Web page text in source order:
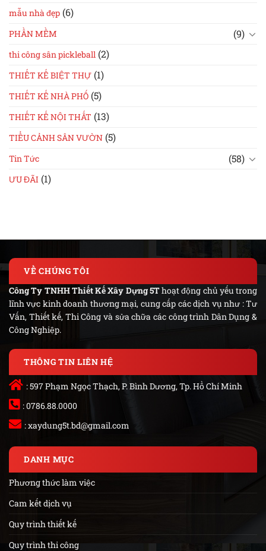
mẫu nhà đẹp (6)
PHẦN MỀM (9)
thi công sân pickleball (2)
THIẾT KẾ BIỆT THỰ (1)
THIẾT KẾ NHÀ PHỐ (5)
THIẾT KẾ NỘI THẤT (13)
TIỂU CẢNH SÂN VƯỜN (5)
Tin Tức (58)
ƯU ĐÃI (1)
VỀ CHÚNG TÔI
Công Ty TNHH Thiết Kế Xây Dựng 5Thoạt động chủ yếu trong
lĩnh vực kinh doanh thương mại, cung cấp các dịch vụ như : Tư
Vấn, Thiết kế, Thi Công và sửa chữa các công trình Dân Dụng &
Công Nghiệp.
THÔNG TIN LIÊN HỆ
: 597 Phạm Ngọc Thạch, P. Bình Dương, Tp. Hồ Chí Minh
: 0786.88.0000
:xaydung5t.bd@gmail.com
DANH MỤC
Phương thức làm việc
Cam kết dịch vụ
Quy trình thiết kế
Quy trình thi công